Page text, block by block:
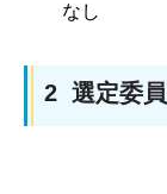
なし
2 選定委